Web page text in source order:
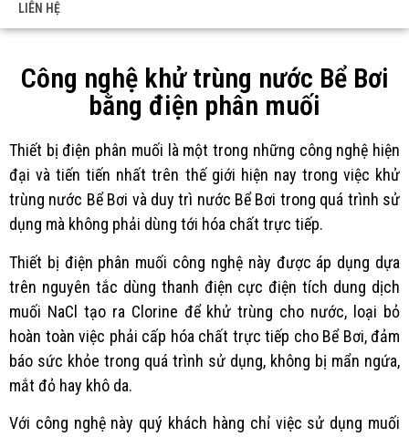
LIÊN HỆ
Công nghệ khử trùng nước Bể Bơi
bằng điện phân muối
Thiết bị điện phân muối là một trong những công nghệ hiện
đại và tiến tiến nhất trên thế giới hiện nay trong việc khử
trùng nước Bể Bơi và duy trì nước Bể Bơi trong quá trình sử
dụng mà không phải dùng tới hóa chất trực tiếp.
Thiết bị điện phân muối công nghệ này được áp dụng dựa
trên nguyên tắc dùng thanh điện cực điện tích dung dịch
muối NaCl tạo ra Clorine để khử trùng cho nước, loại bỏ
hoàn toàn việc phải cấp hóa chất trực tiếp cho Bể Bơi, đảm
báo sức khỏe trong quá trình sử dụng, không bị mẩn ngứa,
mắt đỏ hay khô da.
Với công nghệ này quý khách hàng chỉ việc sử dụng muối